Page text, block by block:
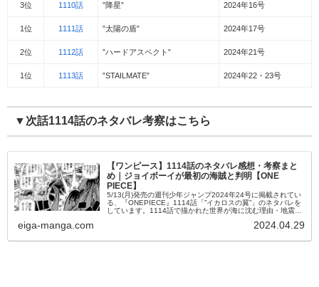
3位 1110話 ”降星” 2024年16号
1位 1111話 ”太陽の盾” 2024年17号
2位 1112話 ”ハードアスペクト” 2024年21号
1位 1113話 ”STAILMATE” 2024年22・23号
▼次話1114話のネタバレ考察はこちら
【ワンピース】1114話のネタバレ感想・考察まと
め｜ジョイボーイが最初の海賊と判明【ONE
PIECE】
5/13(月)発売の週刊少年ジャンプ2024年24号に掲載されてい
る、『ONEPIECE』1114話「”イカロスの翼”」のネタバレを
しています。1114話で描かれた世界が海に沈む理由・地震に
eiga-manga.com 2024.04.29